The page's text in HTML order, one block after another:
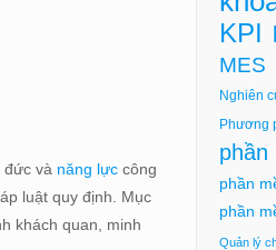
đức và năng lực công
luật quy định. Mục
khách quan, minh
KPI
MES
Nghiên
Phương
phần
phần
phần
Quản lý